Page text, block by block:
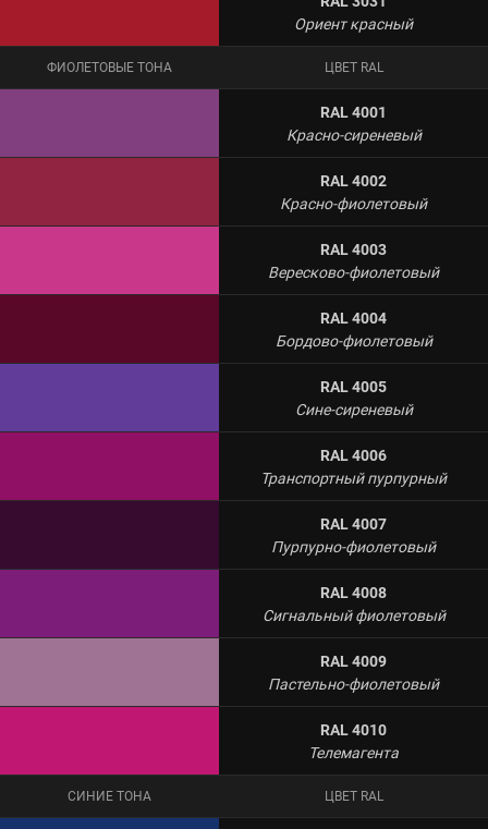
Ориент красный
ФИОЛЕТОВЫЕ ТОНА ЦВЕТ RAL
RAL 4001
Красно-сиреневый
RAL 4002
Красно-фиолетовый
RAL 4003
Вересково-фиолетовый
RAL 4004
Бордово-фиолетовый
RAL 4005
Сине-сиреневый
RAL 4006
Транспортный пурпурный
RAL 4007
Пурпурно-фиолетовый
RAL 4008
Сигнальный фиолетовый
RAL 4009
Пастельно-фиолетовый
RAL 4010
Телемагента
СИНИЕ ТОНА ЦВЕТ RAL